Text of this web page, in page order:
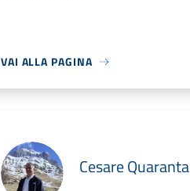
VAI ALLA PAGINA
Cesare Quaranta